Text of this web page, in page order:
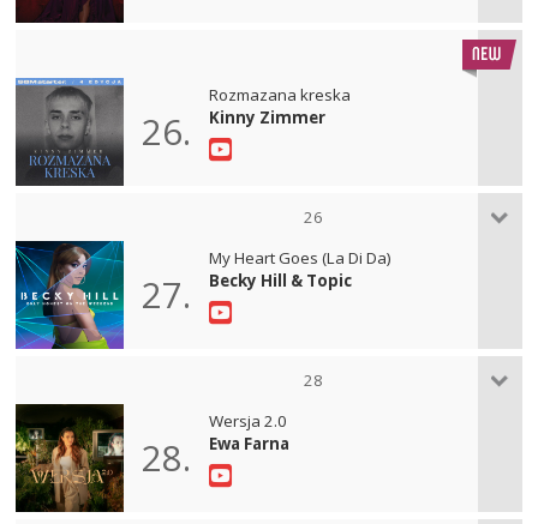
26.
Rozmazana kreska
Kinny Zimmer
26
27.
My Heart Goes (La Di Da)
Becky Hill & Topic
28
28.
Wersja 2.0
Ewa Farna